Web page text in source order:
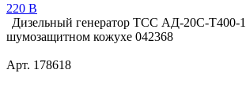
220 В
Дизельный генератор ТСС АД-20С-Т400-
шумозащитном кожухе 042368
Арт. 178618